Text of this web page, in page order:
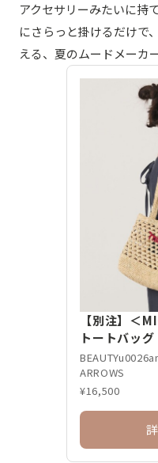
アクセサリーみたいに持
にさらっと掛けるだけで
える、夏のムードメーカ
【別注】＜
トートバッグ
ARROWS
¥16,500